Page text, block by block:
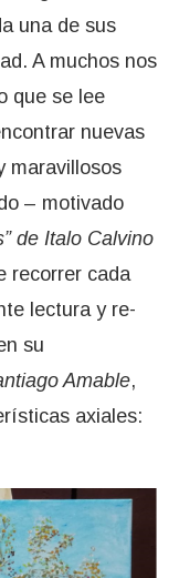
una de sus
A muchos nos
que se lee
nuevas
maravillosos
– motivado
de Italo Calvino
recorrer cada
lectura y re-
su
Amable,
axiales: